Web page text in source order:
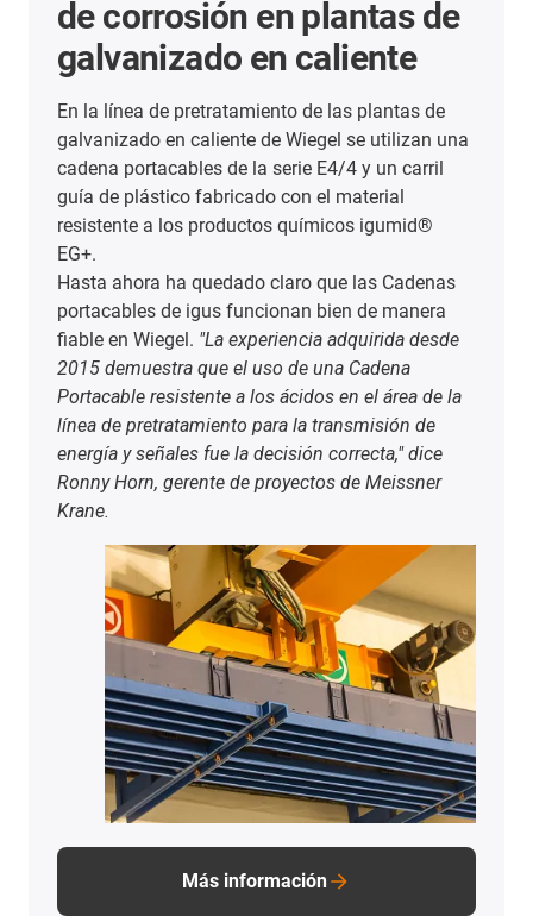
de corrosión en plantas de
galvanizado en caliente
En la línea de pretratamiento de las plantas de
galvanizado en caliente de Wiegel se utilizan una
cadena portacables de la serie E4/4 y un carril
guía de plástico fabricado con el material
resistente a los productos químicos igumid®
EG+.
Hasta ahora ha quedado claro que las Cadenas
portacables de igus funcionan bien de manera
fiable en Wiegel."La experiencia adquirida desde
2015 demuestra que el uso de una Cadena
Portacable resistente a los ácidos en el área de la
línea de pretratamiento para la transmisión de
energía y señales fue la decisión correcta," dice
Ronny Horn, gerente de proyectos de Meissner
Krane.
Más información